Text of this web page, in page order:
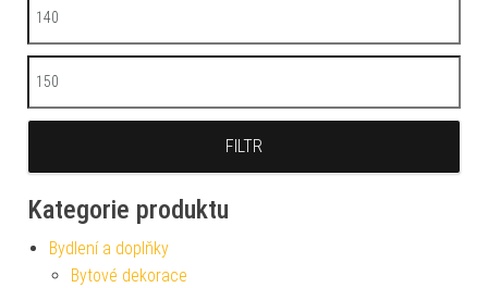
Minimální cena
Maximální cena
FILTR
Kategorie produktu
Bydlení a doplňky
Bytové dekorace